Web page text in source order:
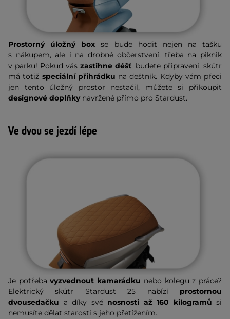
Prostorný úložný box se bude hodit nejen na tašku
s nákupem, ale i na drobné občerstvení, třeba na piknik
v parku! Pokud vás zastihne déšť, budete připraveni, skútr
má totiž speciální přihrádku na deštník. Kdyby vám přeci
jen tento úložný prostor nestačil, můžete si přikoupit
designové doplňky navržené přímo pro Stardust.
Ve dvou se jezdí lépe
Je potřebavyzvednout kamarádku nebo kolegu z práce?
Elektrický skútr Stardust 25 nabízí prostornou
dvousedačku a díky své nosnosti až 160 kilogramů si
nemusíte dělat starosti s jeho přetížením.